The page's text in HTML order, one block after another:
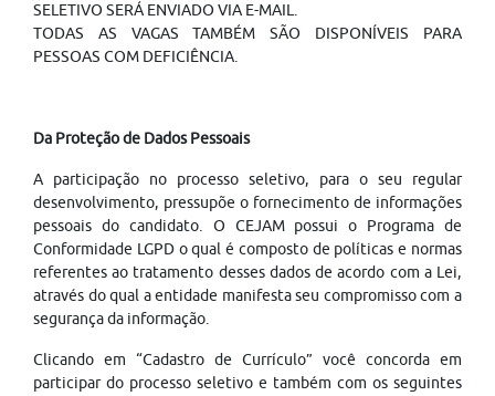
SELETIVO SERÁ ENVIADO VIA E-MAIL.
TODAS AS VAGAS TAMBÉM SÃO DISPONÍVEIS PARA
PESSOAS COM DEFICIÊNCIA.
Da Proteção de Dados Pessoais
A participação no processo seletivo, para o seu regular
desenvolvimento, pressupõe o fornecimento de informações
pessoais do candidato. O CEJAM possui o Programa de
Conformidade LGPD o qual é composto de políticas e normas
referentes ao tratamento desses dados de acordo com a Lei,
através do qual a entidade manifesta seu compromisso com a
segurança da informação.
Clicando em “Cadastro de Currículo” você concorda em
participar do processo seletivo e também com os seguintes